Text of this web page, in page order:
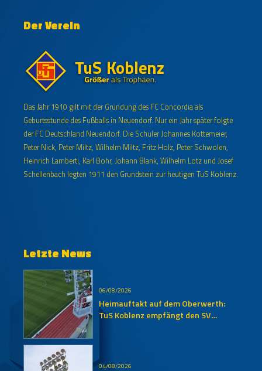
Der Verein
Das Jahr 1910 gilt mit der Gründung des FC Concordia als
Geburtsstunde des Fußballs in Neuendorf. Nur ein Jahr später folgte
der FC Deutschland Neuendorf. Die Schüler Johannes Kottemeier,
Peter Nick, Peter Miltz, Wilhelm Miltz, Fritz Holz, Peter Schwolen,
Heinrich Lamberti, Karl Bohr, Johann Blank, Wilhelm Lotz und Josef
Schellenbach legten 1911 den Grundstein zur heutigen TuS Koblenz.
Letzte News
06/08/2026
Heimauftakt auf dem Oberwerth:
TuS Koblenz empfängt den SV
04/08/2026